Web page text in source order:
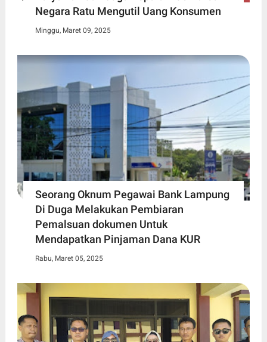
Negara Ratu Mengutil Uang Konsumen
Minggu, Maret 09, 2025
Seorang Oknum Pegawai Bank Lampung
Di Duga Melakukan Pembiaran
Pemalsuan dokumen Untuk
Mendapatkan Pinjaman Dana KUR
Rabu, Maret 05, 2025